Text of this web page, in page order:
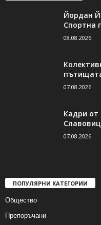
Йордан
Спортна
08.08.2026
07.08.2026
Кадри от
07.08.2026
ПОПУЛЯРНИ КАТЕГОРИИ
Общество
Препоръчани